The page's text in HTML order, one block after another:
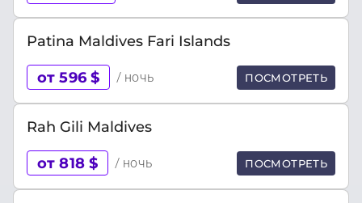
Patina Maldives Fari Islands
от 596 $ / ночь ПОСМОТРЕТЬ
Rah Gili Maldives
от 818 $ / ночь ПОСМОТРЕТЬ